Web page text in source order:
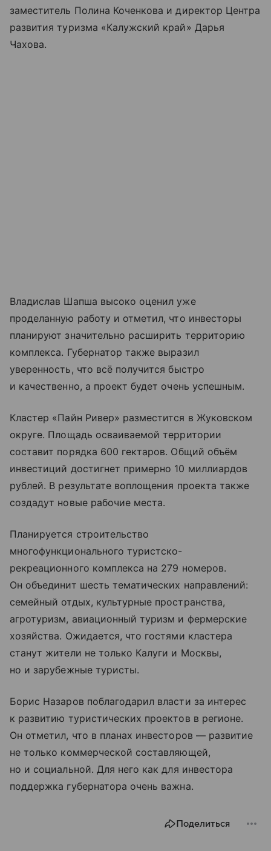
заместитель Полина Коченкова и директор Центра
развития туризма «Калужский край» Дарья
Чахова.
Владислав Шапша высоко оценил уже
проделанную работу и отметил, что инвесторы
планируют значительно расширить территорию
комплекса. Губернатор также выразил
уверенность, что всё получится быстро
и качественно, а проект будет очень успешным.
Кластер «Пайн Ривер» разместится в Жуковском
округе. Площадь осваиваемой территории
составит порядка 600 гектаров. Общий объём
инвестиций достигнет примерно 10 миллиардов
рублей. В результате воплощения проекта также
создадут новые рабочие места.
Планируется строительство
многофункционального туристско-
рекреационного комплекса на 279 номеров.
Он объединит шесть тематических направлений:
семейный отдых, культурные пространства,
агротуризм, авиационный туризм и фермерские
хозяйства. Ожидается, что гостями кластера
станут жители не только Калуги и Москвы,
но и зарубежные туристы.
Борис Назаров поблагодарил власти за интерес
к развитию туристических проектов в регионе.
Он отметил, что в планах инвесторов — развитие
не только коммерческой составляющей,
но и социальной. Для него как для инвестора
поддержка губернатора очень важна.
Поделиться